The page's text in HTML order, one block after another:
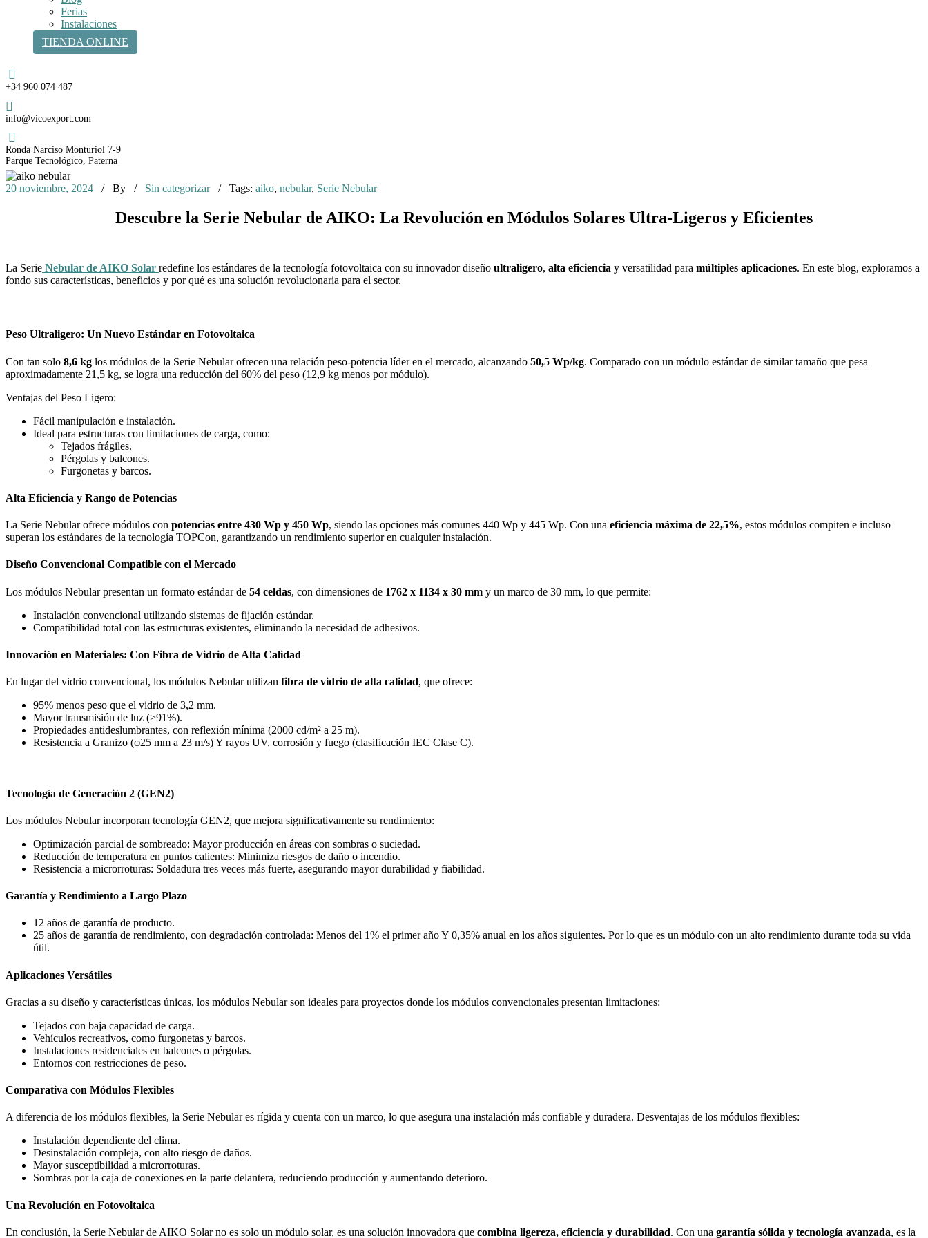
Ferias
Instalaciones
TIENDA ONLINE
Teléfono
+34 960 074 487
Email
info@vicoexport.com
Dirección
Ronda Narciso Monturiol 7-9
Parque Tecnológico, Paterna
20 noviembre, 2024 / By / Sin categorizar/ Tags: aiko, nebular, Serie Nebular
Descubre la Serie Nebular de AIKO: La Revolución en Módulos Solares Ultra-Ligeros y Eficientes
La Serie Nebular de AIKO Solar redefine los estándares de la tecnología fotovoltaica con su innovador diseño ultraligero, alta eficiencia y versatilidad para múltiples aplicaciones. En este blog, exploramos a
fondo sus características, beneficios y por qué es una solución revolucionaria para el sector.
Peso Ultraligero: Un Nuevo Estándar en Fotovoltaica
Con tan solo 8,6 kg los módulos de la Serie Nebular ofrecen una relación peso-potencia líder en el mercado, alcanzando 50,5 Wp/kg. Comparado con un módulo estándar de similar tamaño que pesa
aproximadamente 21,5 kg, se logra una reducción del 60% del peso (12,9 kg menos por módulo).
Ventajas del Peso Ligero:
Fácil manipulación e instalación.
Ideal para estructuras con limitaciones de carga, como:
Tejados frágiles.
Pérgolas y balcones.
Furgonetas y barcos.
Alta Eficiencia y Rango de Potencias
La Serie Nebular ofrece módulos con potencias entre 430 Wp y 450 Wp, siendo las opciones más comunes 440 Wp y 445 Wp. Con una eficiencia máxima de 22,5%, estos módulos compiten e incluso
superan los estándares de la tecnología TOPCon, garantizando un rendimiento superior en cualquier instalación.
Diseño Convencional Compatible con el Mercado
Los módulos Nebular presentan un formato estándar de 54 celdas, con dimensiones de 1762 x 1134 x 30 mm y un marco de 30 mm, lo que permite:
Instalación convencional utilizando sistemas de fijación estándar.
Compatibilidad total con las estructuras existentes, eliminando la necesidad de adhesivos.
Innovación en Materiales: Con Fibra de Vidrio de Alta Calidad
En lugar del vidrio convencional, los módulos Nebular utilizan fibra de vidrio de alta calidad, que ofrece:
95% menos peso que el vidrio de 3,2 mm.
Mayor transmisión de luz (>91%).
Propiedades antideslumbrantes, con reflexión mínima (2000 cd/m² a 25 m).
Resistencia a Granizo (φ25 mm a 23 m/s) Y rayos UV, corrosión y fuego (clasificación IEC Clase C).
Tecnología de Generación 2 (GEN2)
Los módulos Nebular incorporan tecnología GEN2, que mejora significativamente su rendimiento:
Optimización parcial de sombreado: Mayor producción en áreas con sombras o suciedad.
Reducción de temperatura en puntos calientes: Minimiza riesgos de daño o incendio.
Resistencia a microrroturas: Soldadura tres veces más fuerte, asegurando mayor durabilidad y fiabilidad.
Garantía y Rendimiento a Largo Plazo
12 años de garantía de producto.
25 años de garantía de rendimiento, con degradación controlada: Menos del 1% el primer año Y 0,35% anual en los años siguientes. Por lo que es un módulo con un alto rendimiento durante toda su vida
útil.
Aplicaciones Versátiles
Gracias a su diseño y características únicas, los módulos Nebular son ideales para proyectos donde los módulos convencionales presentan limitaciones:
Tejados con baja capacidad de carga.
Vehículos recreativos, como furgonetas y barcos.
Instalaciones residenciales en balcones o pérgolas.
Entornos con restricciones de peso.
Comparativa con Módulos Flexibles
A diferencia de los módulos flexibles, la Serie Nebular es rígida y cuenta con un marco, lo que asegura una instalación más confiable y duradera. Desventajas de los módulos flexibles:
Instalación dependiente del clima.
Desinstalación compleja, con alto riesgo de daños.
Mayor susceptibilidad a microrroturas.
Sombras por la caja de conexiones en la parte delantera, reduciendo producción y aumentando deterioro.
Una Revolución en Fotovoltaica
En conclusión, la Serie Nebular de AIKO Solar no es solo un módulo solar, es una solución innovadora que combina ligereza, eficiencia y durabilidad. Con una garantía sólida y tecnología avanzada, es la